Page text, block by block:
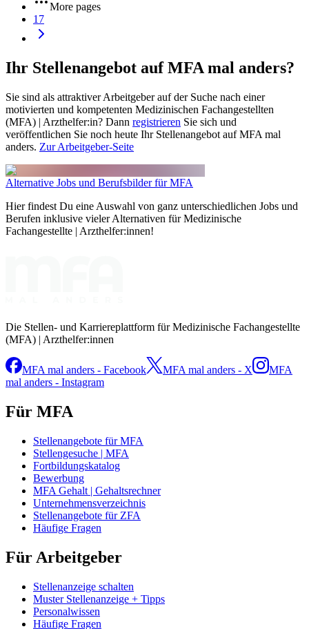
More pages
17
Ihr Stellenangebot auf MFA mal anders?
Sie sind als attraktiver Arbeitgeber auf der Suche nach einer
motivierten und kompetenten Medizinischen Fachangestellten
(MFA) | Arzthelfer:in? Dann registrieren Sie sich und
veröffentlichen Sie noch heute Ihr Stellenangebot auf MFA mal
anders. Zur Arbeitgeber-Seite
Alternative Jobs und Berufsbilder für MFA
Hier findest Du eine Auswahl von ganz unterschiedlichen Jobs und
Berufen inklusive vieler Alternativen für Medizinische
Fachangestellte | Arzthelfer:innen!
Die Stellen- und Karriereplattform für Medizinische Fachangestellte
(MFA) | Arzthelfer:innen
MFA mal anders - Facebook MFA mal anders - X
MFA
mal anders - Instagram
Für MFA
Stellenangebote für MFA
Stellengesuche | MFA
Fortbildungskatalog
Bewerbung
MFA Gehalt | Gehaltsrechner
Unternehmensverzeichnis
Stellenangebote für ZFA
Häufige Fragen
Für Arbeitgeber
Stellenanzeige schalten
Muster Stellenanzeige + Tipps
Personalwissen
Häufige Fragen